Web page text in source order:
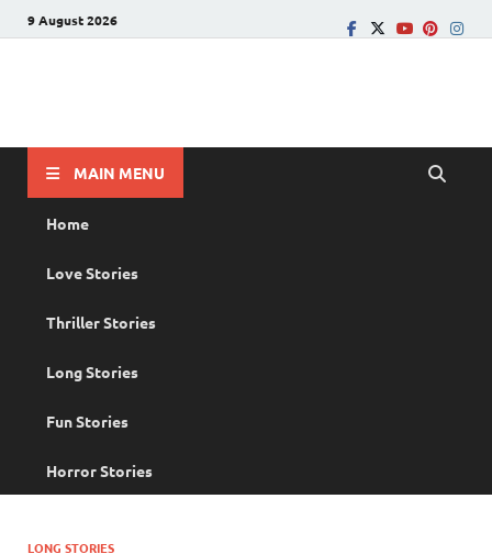
9 August 2026
MAIN MENU
Home
Love Stories
Thriller Stories
Long Stories
Fun Stories
Horror Stories
LONG STORIES